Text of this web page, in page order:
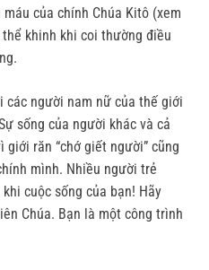
của chính Chúa Kitô (xem
khinh khi coi thường điều
các người nam nữ của thế giới
sống của người khác và cả
răn “chớ giết người” cũng
mình. Nhiều người trẻ
cuộc sống của bạn! Hãy
Chúa. Bạn là một công trình